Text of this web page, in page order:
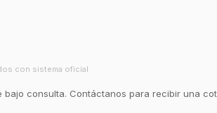
con sistema oficial
bajo consulta. Contáctanos para recibir una